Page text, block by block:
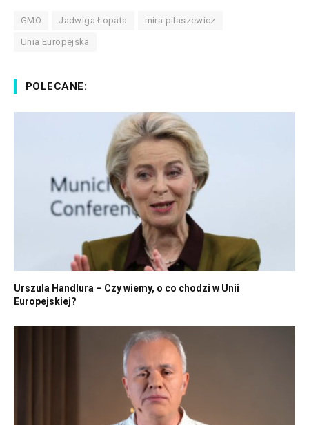
GMO Jadwiga Łopata mira pilaszewicz
Unia Europejska
POLECANE:
Urszula Handlura – Czy wiemy, o co chodzi w Unii
Europejskiej?